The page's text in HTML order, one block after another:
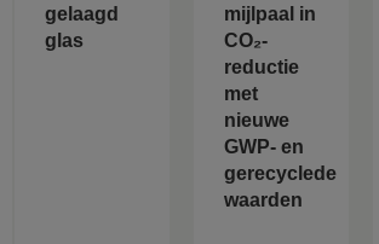
gelaagd
glas
mijlpaal in
CO₂-
reductie
met
nieuwe
GWP- en
gerecyclede
waarden